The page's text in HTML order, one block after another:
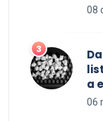
08
a
06